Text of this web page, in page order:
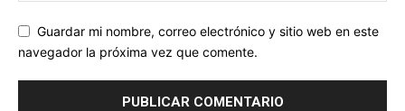
Guardar mi nombre, correo electrónico y sitio web en este
navegador la próxima vez que comente.